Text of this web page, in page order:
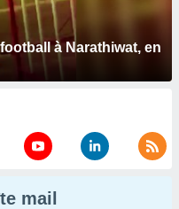
à Narathiwat, en
mail